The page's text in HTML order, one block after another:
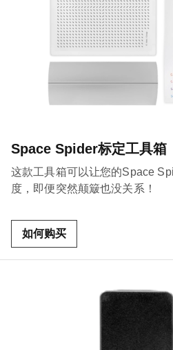
Space Spider标定工具箱
这款工具箱可以让您的Space
度，即便突然颠簸也没关系！
如何购买